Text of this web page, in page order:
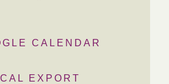
CALENDAR
EXPORT